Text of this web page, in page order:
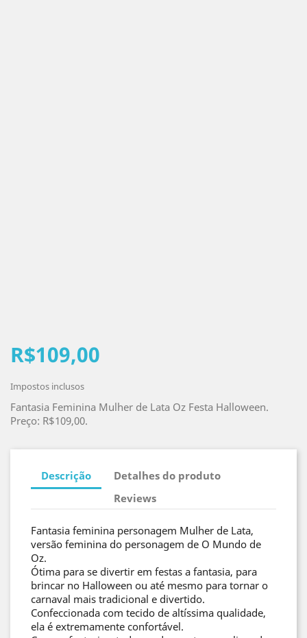
R$109,00
Impostos inclusos
Fantasia Feminina Mulher de Lata Oz Festa Halloween.
Preço: R$109,00.
Descrição
Detalhes do produto
Reviews
Fantasia feminina personagem Mulher de Lata,
versão feminina do personagem de O Mundo de
Oz.
Ótima para se divertir em festas a fantasia, para
brincar no Halloween ou até mesmo para tornar o
carnaval mais tradicional e divertido.
Confeccionada com tecido de altíssima qualidade,
ela é extremamente confortável.